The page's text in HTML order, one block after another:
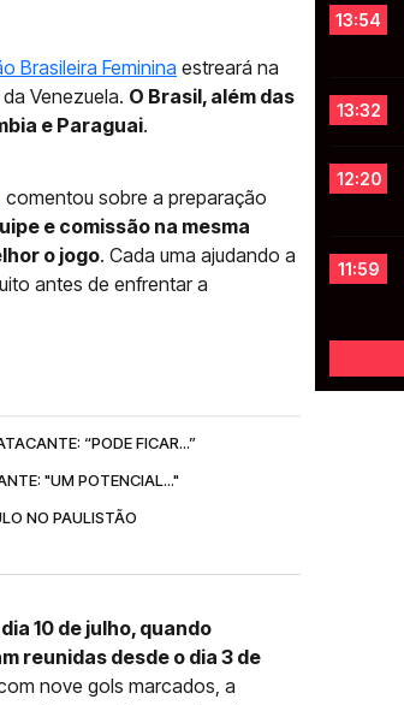
Brasileira Feminina estreará na
Venezuela. O Brasil, além das
e Paraguai.
comentou sobre a preparação
e comissão na mesma
o jogo. Cada uma ajudando a
antes de enfrentar a
“PODE FICAR...”
"UM POTENCIAL..."
NO PAULISTÃO
10 de julho, quando
reunidas desde o dia 3 de
nove gols marcados, a
13:54
13:32
12:20
11:59